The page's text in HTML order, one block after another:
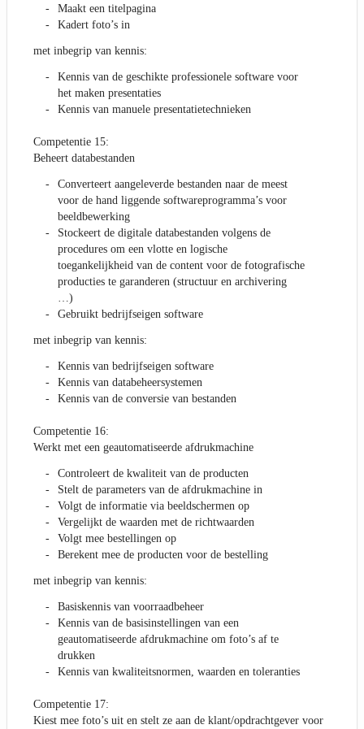
Maakt een titelpagina
Kadert foto’s in
met inbegrip van kennis:
Kennis van de geschikte professionele software voor
het maken presentaties
Kennis van manuele presentatietechnieken
Competentie 15:
Beheert databestanden
Converteert aangeleverde bestanden naar de meest
voor de hand liggende softwareprogramma’s voor
beeldbewerking
Stockeert de digitale databestanden volgens de
procedures om een vlotte en logische
toegankelijkheid van de content voor de fotografische
producties te garanderen (structuur en archivering
…)
Gebruikt bedrijfseigen software
met inbegrip van kennis:
Kennis van bedrijfseigen software
Kennis van databeheersystemen
Kennis van de conversie van bestanden
Competentie 16:
Werkt met een geautomatiseerde afdrukmachine
Controleert de kwaliteit van de producten
Stelt de parameters van de afdrukmachine in
Volgt de informatie via beeldschermen op
Vergelijkt de waarden met de richtwaarden
Volgt mee bestellingen op
Berekent mee de producten voor de bestelling
met inbegrip van kennis:
Basiskennis van voorraadbeheer
Kennis van de basisinstellingen van een
geautomatiseerde afdrukmachine om foto’s af te
drukken
Kennis van kwaliteitsnormen, waarden en toleranties
Competentie 17:
Kiest mee foto’s uit en stelt ze aan de klant/opdrachtgever voor